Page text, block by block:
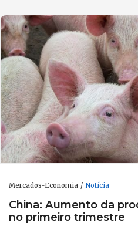
Mercados-Economia Notícia
China: Aumento da
no primeiro trimestre